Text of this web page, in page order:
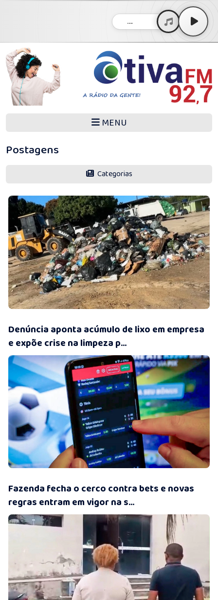
...
MENU
Postagens
Categorias
Denúncia aponta acúmulo de lixo em empresa
e expõe crise na limpeza p...
Fazenda fecha o cerco contra bets e novas
regras entram em vigor na s...